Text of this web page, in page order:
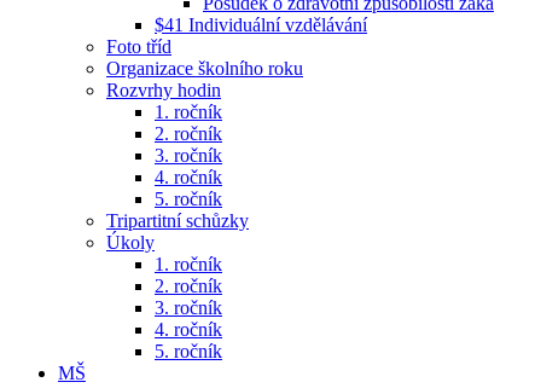
$41 Individuální vzdělávání
Foto tříd
Organizace školního roku
Rozvrhy hodin
1. ročník
2. ročník
3. ročník
4. ročník
5. ročník
Tripartitní schůzky
Úkoly
1. ročník
2. ročník
3. ročník
4. ročník
5. ročník
MŠ